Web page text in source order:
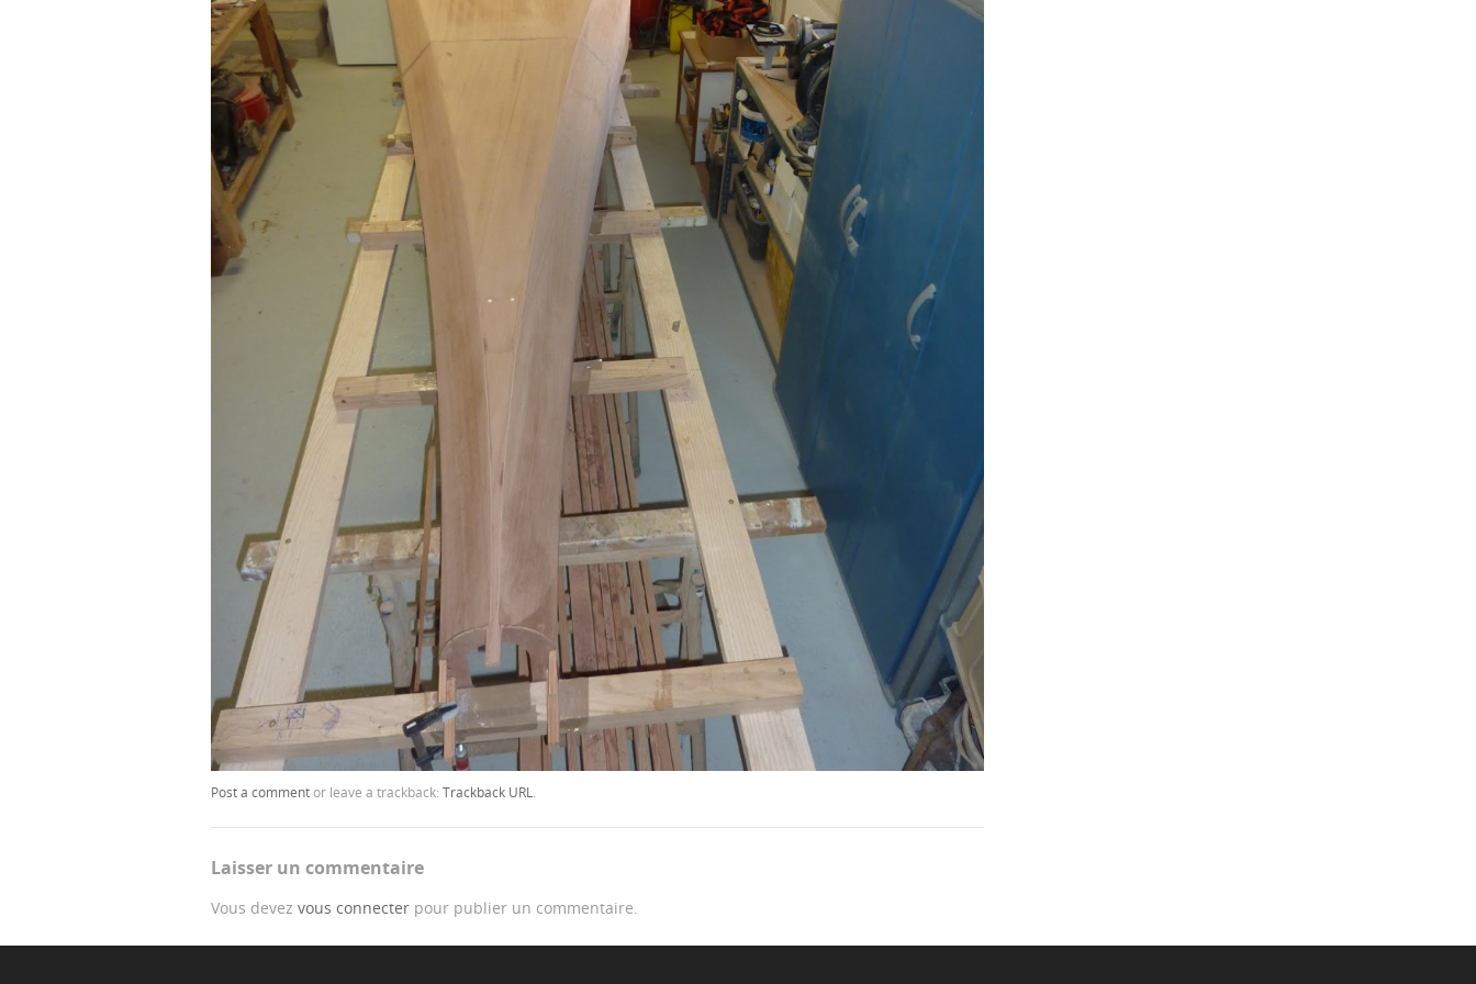
Post a commentor leave a trackback: Trackback URL
Laisser un commentaire
Vous devez vous connecter pour publier un commentaire.